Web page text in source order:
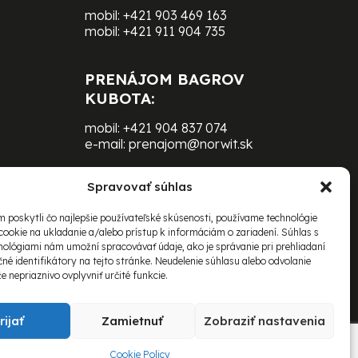
Spravovať súhlas
poskytli čo najlepšie používateľské skúsenosti, používame technológie
na ukladanie a/alebo prístup k informáciám o zariadení. Súhlas s
nám umožní spracovávať údaje, ako je správanie pri prehliadaní
identifikátory na tejto stránke. Neudelenie súhlasu alebo odvolanie
nepriaznivo ovplyvniť určité funkcie.
Zamietnuť Zobraziť nastavenia
Cookie Policy
mobil: +421 903 469 163
mobil: +421 911 904 735
PRENÁJOM BAGROV
KUBOTA:
mobil: +421 904 837 074
e-mail: prenajom@norwit.sk
PRENÁJOM ŤAŽKEJ
TECHNIKY BOMAG:
mobil:+421 903 469 163
e-mail:
richard.schovanec@norwit.sk